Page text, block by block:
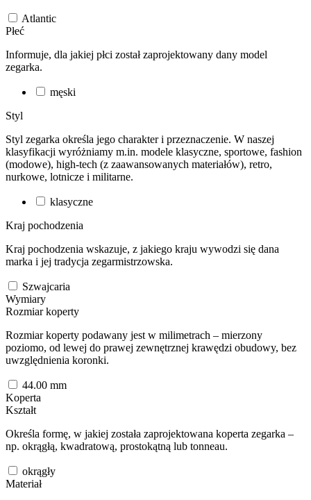
Atlantic
Płeć
Informuje, dla jakiej płci został zaprojektowany dany model
zegarka.
męski
Styl
Styl zegarka określa jego charakter i przeznaczenie. W naszej
klasyfikacji wyróżniamy m.in. modele klasyczne, sportowe, fashion
(modowe), high-tech (z zaawansowanych materiałów), retro,
nurkowe, lotnicze i militarne.
klasyczne
Kraj pochodzenia
Kraj pochodzenia wskazuje, z jakiego kraju wywodzi się dana
marka i jej tradycja zegarmistrzowska.
Szwajcaria
Wymiary
Rozmiar koperty
Rozmiar koperty podawany jest w milimetrach – mierzony
poziomo, od lewej do prawej zewnętrznej krawędzi obudowy, bez
uwzględnienia koronki.
44.00 mm
Koperta
Kształt
Określa formę, w jakiej została zaprojektowana koperta zegarka –
np. okrągłą, kwadratową, prostokątną lub tonneau.
okrągły
Materiał